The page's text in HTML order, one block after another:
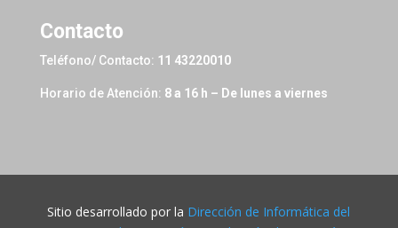
Contacto
Teléfono/ Contacto: 11 43220010
Horario de Atención: 8 a 16 h – De lunes a viernes
Sitio desarrollado por la Dirección de Informática del